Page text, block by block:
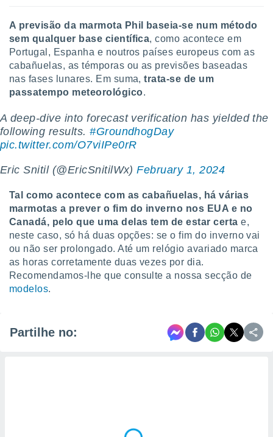
A previsão da marmota Phil baseia-se num método
sem qualquer base científica, como acontece em
Portugal, Espanha e noutros países europeus com as
cabañuelas, as témporas ou as previsões baseadas
nas fases lunares. Em suma,trata-se de um
passatempo meteorológico.
A deep-dive into forecast verification has yielded the
following results.#GroundhogDay
pic.twitter.com/O7viIPe0rR
Eric Snitil (@EricSnitilWx)February 1, 2024
Tal como acontece com as cabañuelas, há várias
marmotas a prever o fim do inverno nos EUA e no
Canadá, pelo que uma delas tem de estar certa e,
neste caso, só há duas opções: se o fim do inverno vai
ou não ser prolongado. Até um relógio avariado marca
as horas corretamente duas vezes por dia.
Recomendamos-lhe que consulte a nossa secção de
modelos.
Partilhe no: